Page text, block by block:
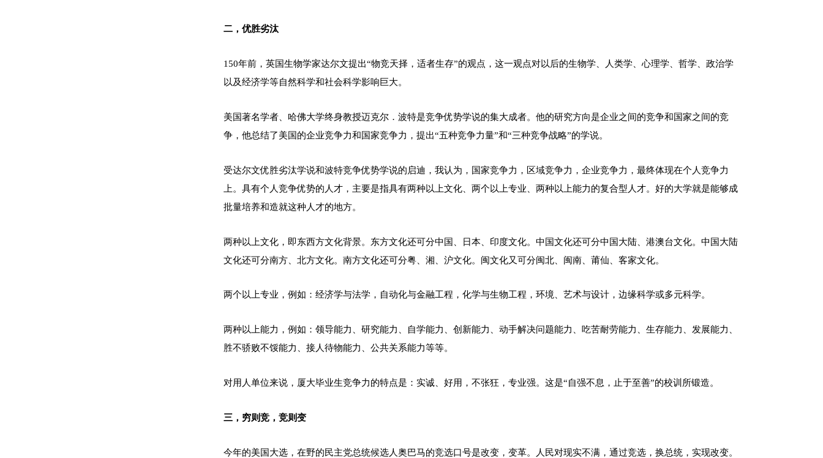
二，优胜劣汰
150年前，英国生物学家达尔文提出“物竞天择，适者生存”的观点，这一观点对以后的生物学、人类学、心理学、哲学、政治学
以及经济学等自然科学和社会科学影响巨大。
美国著名学者、哈佛大学终身教授迈克尔．波特是竞争优势学说的集大成者。他的研究方向是企业之间的竞争和国家之间的竞
争，他总结了美国的企业竞争力和国家竞争力，提出“五种竞争力量”和“三种竞争战略”的学说。
受达尔文优胜劣汰学说和波特竞争优势学说的启迪，我认为，国家竞争力，区域竞争力，企业竞争力，最终体现在个人竞争力
上。具有个人竞争优势的人才，主要是指具有两种以上文化、两个以上专业、两种以上能力的复合型人才。好的大学就是能够成
批量培养和造就这种人才的地方。
两种以上文化，即东西方文化背景。东方文化还可分中国、日本、印度文化。中国文化还可分中国大陆、港澳台文化。中国大陆
文化还可分南方、北方文化。南方文化还可分粤、湘、沪文化。闽文化又可分闽北、闽南、莆仙、客家文化。
两个以上专业，例如：经济学与法学，自动化与金融工程，化学与生物工程，环境、艺术与设计，边缘科学或多元科学。
两种以上能力，例如：领导能力、研究能力、自学能力、创新能力、动手解决问题能力、吃苦耐劳能力、生存能力、发展能力、
胜不骄败不馁能力、接人待物能力、公共关系能力等等。
对用人单位来说，厦大毕业生竞争力的特点是：实诚、好用，不张狂，专业强。这是“自强不息，止于至善”的校训所锻造。
三，穷则竞，竞则变
今年的美国大选，在野的民主党总统候选人奥巴马的竞选口号是改变，变革。人民对现实不满，通过竞选，换总统，实现改变。